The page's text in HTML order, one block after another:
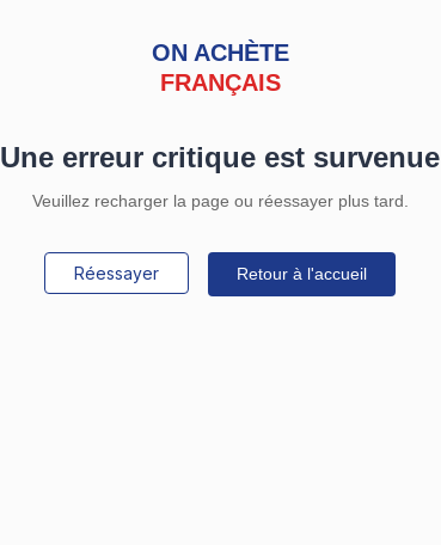
ON ACHÈTE
FRANÇAIS
Une erreur critique est survenue
Veuillez recharger la page ou réessayer plus tard.
Réessayer Retour à l'accueil